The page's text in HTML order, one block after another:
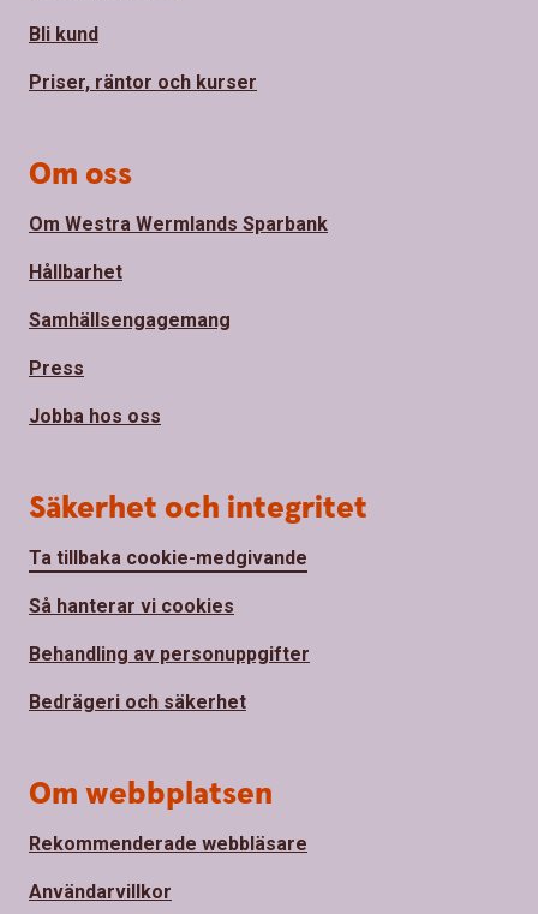
Bli kund
Priser, räntor och kurser
Om oss
Om Westra Wermlands Sparbank
Hållbarhet
Samhällsengagemang
Press
Jobba hos oss
Säkerhet och integritet
Ta tillbaka cookie-medgivande
Så hanterar vi cookies
Behandling av personuppgifter
Bedrägeri och säkerhet
Om webbplatsen
Rekommenderade webbläsare
Användarvillkor